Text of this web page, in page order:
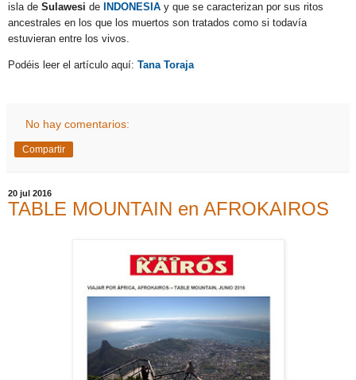
isla de Sulawesi de INDONESIA y que se caracterizan por sus ritos
ancestrales en los que los muertos son tratados como si todavía
estuvieran entre los vivos.
Podéis leer el artículo aquí: Tana Toraja
No hay comentarios:
Compartir
20 jul 2016
TABLE MOUNTAIN en AFROKAIROS